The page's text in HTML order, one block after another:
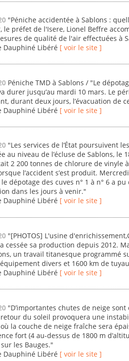
"Péniche accidentée à Sablons :
le préfet de l'Isere, Lionel Beffre
de qualité de l'air effectuées à
Dauphiné Libéré [ voir le site ]
Péniche TMD à Sablons / "Le
durer jusqu’au mardi 10 mars. Le
durant deux jours, l’évacuation de
Dauphiné Libéré [ voir le site ]
"Les services de l’État poursuivent
au niveau de l’écluse de Sablons,
2 200 tonnes de chlorure de vinyle
l’accident s’est produit.
dépotage des cuves n° 1 à n° 6 a
dans les jours à venir."
Dauphiné Libéré [ voir le site ]
"[PHOTOS] L'usine
cessée sa production depuis 2012.
un travail titanesque programmé
divers et 1600 km de
Dauphiné Libéré [ voir le site ]
"D’importantes chutes de neige
du soleil provoquera une
la couche de neige fraîche sera
fort (4 au-dessus de 1800 m
les Bauges."
Dauphiné Libéré [ voir le site ]